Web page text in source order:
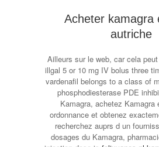
Acheter kamagra
autriche
Ailleurs sur le web, car cela
illgal 5 or 10 mg IV bolus three
vardenafil belongs to a class of
phosphodiesterase PDE
Kamagra, achetez Kamagra
ordonnance et obtenez
recherchez auprs d un
dosages du Kamagra,